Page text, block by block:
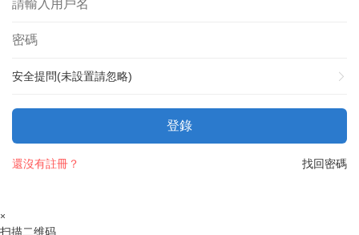
安全提問(未設置請忽略)
登錄
找回密碼
還沒有註冊？
×
扫描二维码